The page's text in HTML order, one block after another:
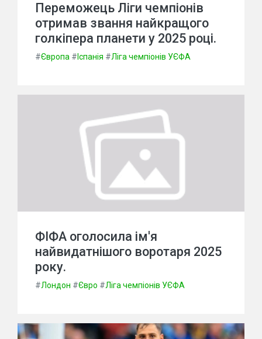
Переможець Ліги чемпіонів
отримав звання найкращого
голкіпера планети у 2025 році.
#Європа # Іспанія #Ліга чемпіонів УЄФА
ФІФА оголосила ім'я
найвидатнішого воротаря 2025
року.
#Лондон #Євро #Ліга чемпіонів УЄФА